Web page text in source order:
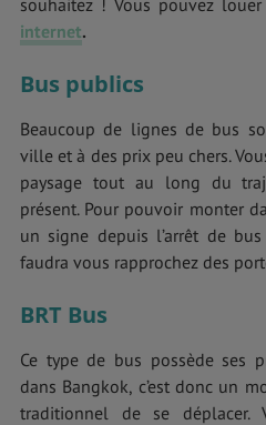
internet.
Bus publics
Beaucoup de lignes de bus
ville et à des prix peu chers.
paysage tout au long du
présent. Pour pouvoir monter
un signe depuis l’arrêt de
faudra vous rapprochez des
BRT Bus
Ce type de bus possède ses
dans Bangkok, c’est donc un
traditionnel de se